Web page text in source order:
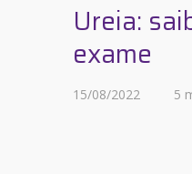
Ureia:
exame
15/08/2022 5